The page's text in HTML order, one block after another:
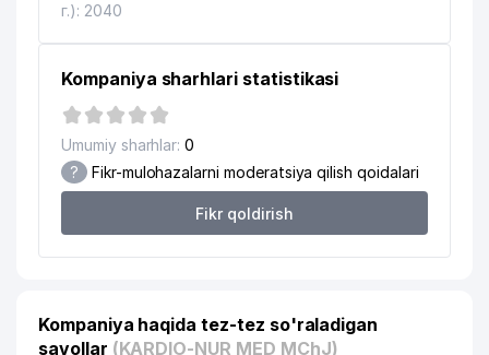
г.): 2040
Kompaniya sharhlari statistikasi
Umumiy sharhlar: 0
? Fikr-mulohazalarni moderatsiya qilish qoidalari
Fikr qoldirish
Kompaniya haqida tez-tez so'raladigan
savollar (KARDIO-NUR MED MChJ)